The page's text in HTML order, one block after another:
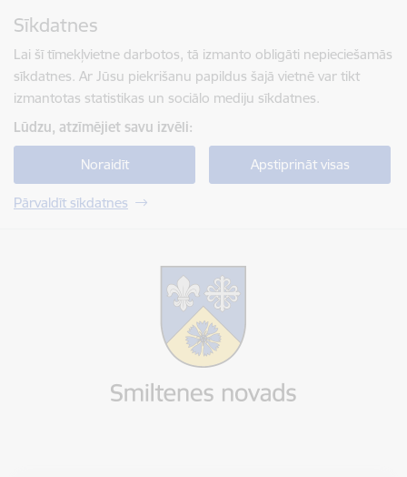
Sīkdatnes
Lai šī tīmekļvietne darbotos, tā izmanto obligāti nepieciešamās
sīkdatnes. Ar Jūsu piekrišanu papildus šajā vietnē var tikt
izmantotas statistikas un sociālo mediju sīkdatnes.
Lūdzu, atzīmējiet savu izvēli:
Noraidīt Apstiprināt visas
Pārvaldīt sīkdatnes